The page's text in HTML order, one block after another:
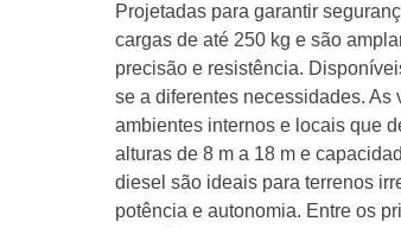
Projetadas para garantir
cargas de até 250 kg e são
precisão e resistência.
se a diferentes necessidades.
ambientes internos e locais que
alturas de 8 m a 18 m e
diesel são ideais para terrenos
potência e autonomia. Entre os